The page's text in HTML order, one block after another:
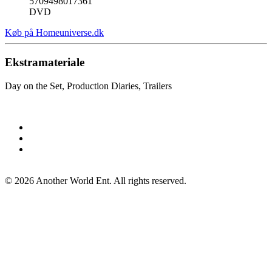
DVD
Køb på Homeuniverse.dk
Ekstramateriale
Day on the Set, Production Diaries, Trailers
© 2026 Another World Ent. All rights reserved.